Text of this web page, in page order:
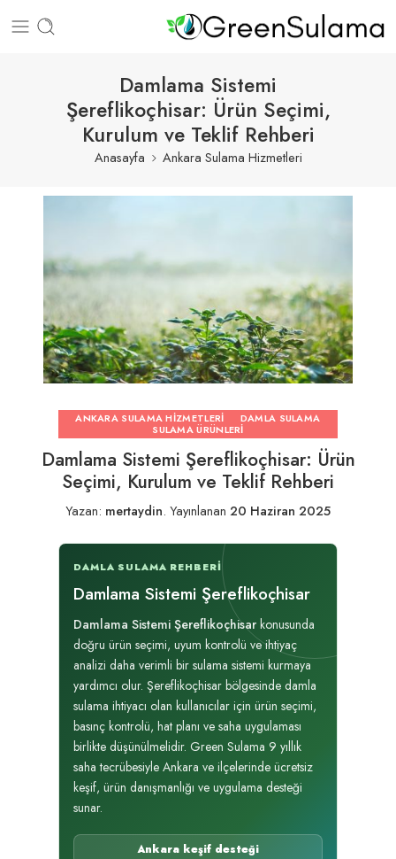
Damlama Sistemi
Şereflikoçhisar: Ürün Seçimi,
Kurulum ve Teklif Rehberi
Anasayfa Ankara Sulama Hizmetleri
ANKARA SULAMA HIZMETLERI
DAMLA SULAMA
SULAMA ÜRÜNLERI
Damlama Sistemi Şereflikoçhisar: Ürün
Seçimi, Kurulum ve Teklif Rehberi
Yazan: mertaydin. Yayınlanan 20 Haziran 2025
DAMLA SULAMA REHBERI
Damlama Sistemi Şereflikoçhisar
Damlama Sistemi Şereflikoçhisar konusunda
doğru ürün seçimi, uyum kontrolü ve ihtiyaç
analizi daha verimli bir sulama sistemi kurmaya
yardımcı olur. Şereflikoçhisar bölgesinde damla
sulama ihtiyacı olan kullanıcılar için ürün seçimi,
basınç kontrolü, hat planı ve saha uygulaması
birlikte düşünülmelidir. Green Sulama 9 yıllık
saha tecrübesiyle Ankara ve ilçelerinde ücretsiz
keşif, ürün danışmanlığı ve uygulama desteği
sunar.
Ankara keşif desteği